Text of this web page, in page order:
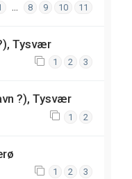
… 8 9 10 11
Tysvær
1 2 3
?), Tysvær
1 2
1 2 3